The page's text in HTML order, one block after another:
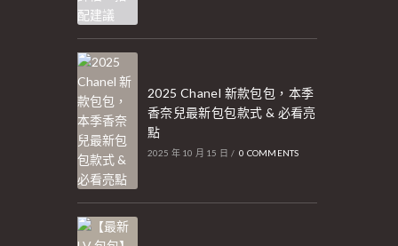
2025 Chanel 新款包包，本季
香奈兒最新包包款式 & 必看亮
點
2025 年 10 月 15 日 / 0 COMMENTS